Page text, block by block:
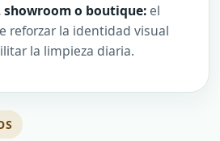
showroom o boutique: el
reforzar la identidad visual
la limpieza diaria.